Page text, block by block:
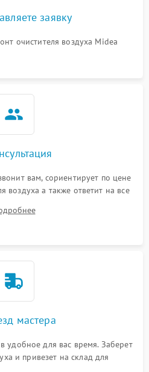
заявку
очистителя воздуха Midea
вам, сориентирует по цене
воздуха а также ответит на все
мастера
удобное для вас время. Заберет
и привезет на склад для